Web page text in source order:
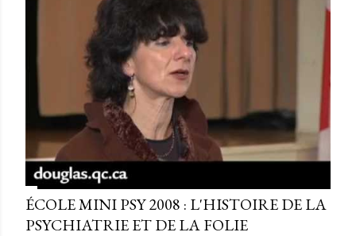
ÉCOLE MINI PSY 2008 : L'HISTOIRE DE LA
PSYCHIATRIE ET DE LA FOLIE